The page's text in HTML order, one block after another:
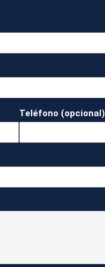
Teléfono (opcional)